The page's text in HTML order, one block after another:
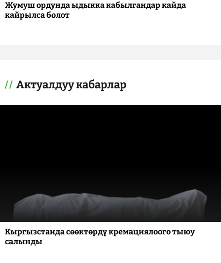
Жумуш ордунда ыдыкка кабылгандар кайда
кайрылса болот
Актуалдуу кабарлар
Кыргызстанда сөөктөрдү кремациялоого тыюу
салынды